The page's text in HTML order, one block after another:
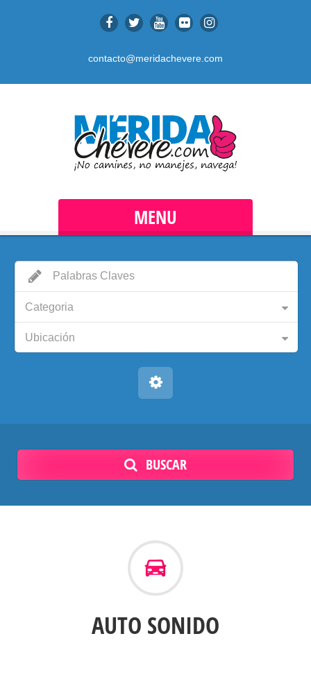
contacto@meridachevere.com
MENU
Categoria
Ubicación
BUSCAR
AUTO SONIDO